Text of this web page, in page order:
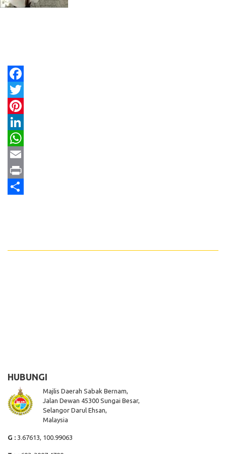
Facebook
Twitter
Pinterest
LinkedIn
WhatsApp
Email
Print
HUBUNGI
Majlis Daerah Sabak Bernam,
Jalan Dewan 45300 Sungai Besar,
Selangor Darul Ehsan,
Malaysia
G : 3.67613, 100.99063